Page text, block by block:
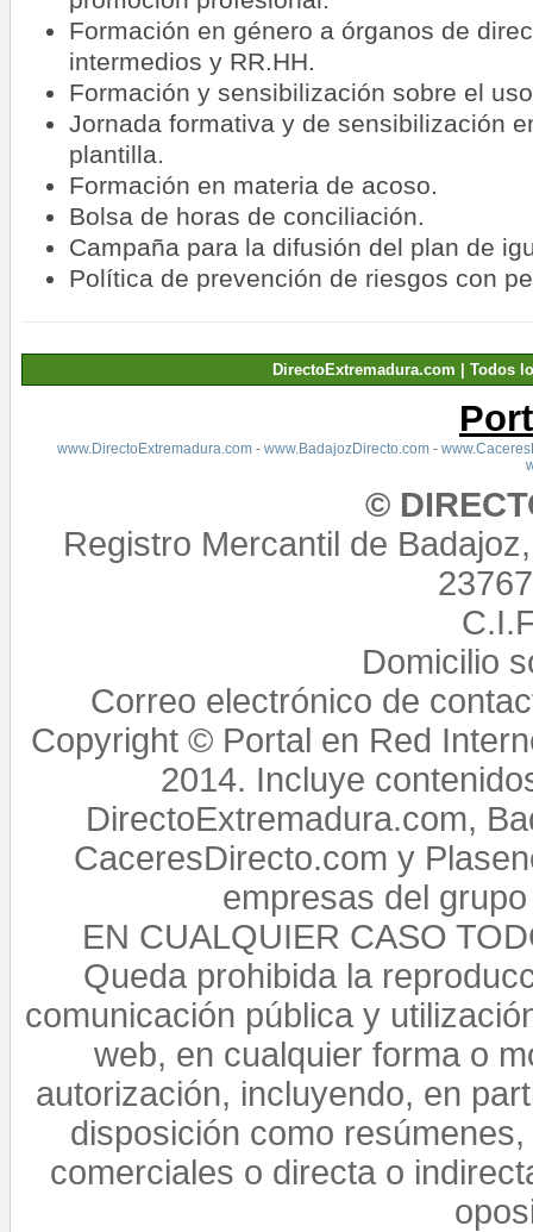
Formación en género a órganos de
intermedios y RR.HH.
Formación y sensibilización sobre el
Jornada formativa y de sensibilización
plantilla.
Formación en materia de acoso.
Bolsa de horas de conciliación.
Campaña para la difusión del plan de
Política de prevención de riesgos con
DirectoExtremadura.com | Todos
www.DirectoExtremadura.com- www.BadajozDirecto.com-
©
Registro Mercantil de
Domicilio
Correo electrónico de
Copyright © Portal en Red
2014. Incluye
DirectoExtremadura.com,
CaceresDirecto.com y
empresas del
EN CUALQUIER CASO
Queda prohibida la
comunicación pública y
web, en cualquier forma o
autorización, incluyendo, en
disposición como
comerciales o directa o